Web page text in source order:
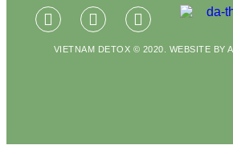
VIETNAM DETOX © 2020. WEBSITE BY